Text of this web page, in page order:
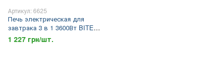
Артикул: 6625
Печь электрическая для
завтрака 3 в 1 3600Вт BITEK
BT-5308B 4шт 6625
1 227 грн/шт.